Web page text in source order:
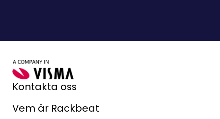
Kontakta oss
Vem är Rackbeat